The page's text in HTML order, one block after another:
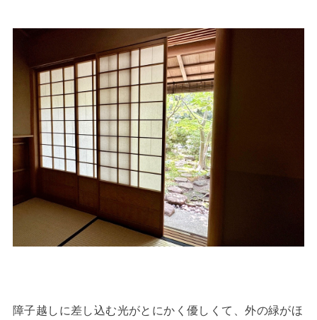
障子越しに差し込む光がとにかく優しくて、外の緑がほ